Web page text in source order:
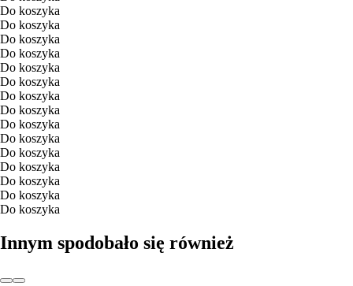
Do koszyka
Do koszyka
Do koszyka
Do koszyka
Do koszyka
Do koszyka
Do koszyka
Do koszyka
Do koszyka
Do koszyka
Do koszyka
Do koszyka
Do koszyka
Do koszyka
Do koszyka
Innym spodobało się również